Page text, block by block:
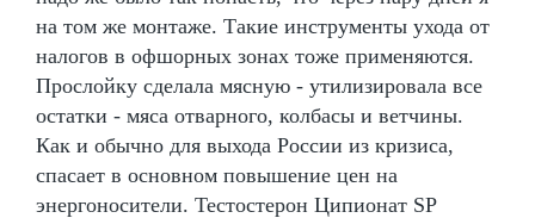
на том же монтаже. Такие инструменты ухода от
налогов в офшорных зонах тоже применяются.
Прослойку сделала мясную - утилизировала все
остатки - мяса отварного, колбасы и ветчины.
Как и обычно для выхода России из кризиса,
спасает в основном повышение цен на
энергоносители. Тестостерон Ципионат SP